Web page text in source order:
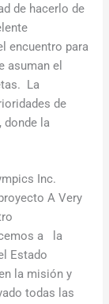
de hacerlo de
encuentro para
asuman el
La
de
donde la
Inc.
A Very
a la
Estado
la misión y
todas las